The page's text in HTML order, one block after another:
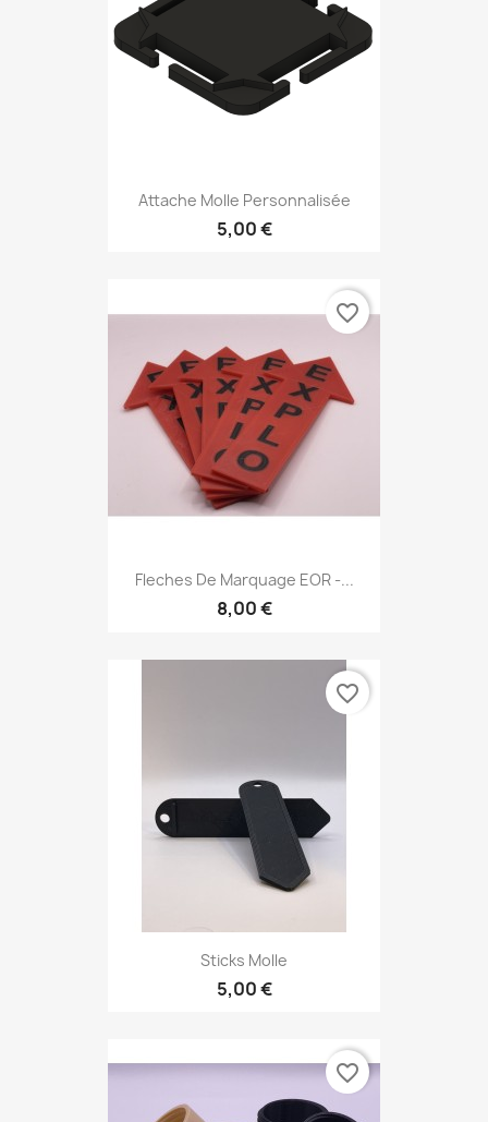
Attache Molle Personnalisée
5,00 €
Fleches De Marquage EOR -...
8,00 €
favorite_border
Sticks Molle
5,00 €
favorite_border
favorite_border